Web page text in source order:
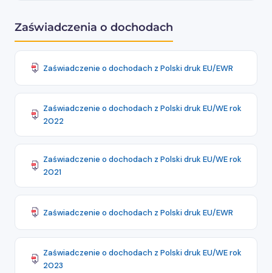
Zaświadczenia o dochodach
Zaświadczenie o dochodach z Polski druk EU/EWR
Zaświadczenie o dochodach z Polski druk EU/WE rok
2022
Zaświadczenie o dochodach z Polski druk EU/WE rok
2021
Zaświadczenie o dochodach z Polski druk EU/EWR
Zaświadczenie o dochodach z Polski druk EU/WE rok
2023